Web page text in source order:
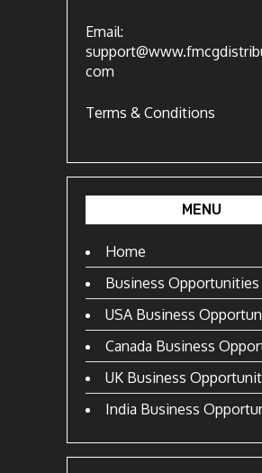
Email:
com
Terms & Conditions
MENU
Home
Business Opportunities
USA Business
Canada Business
UK Business
India Business